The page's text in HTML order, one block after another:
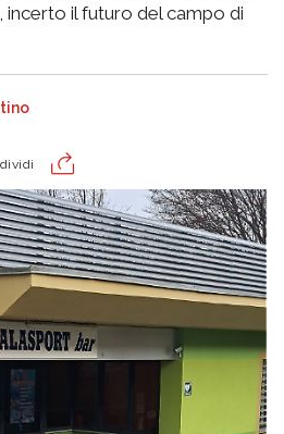
incerto il futuro del campo di